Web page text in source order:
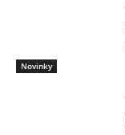
Novinky